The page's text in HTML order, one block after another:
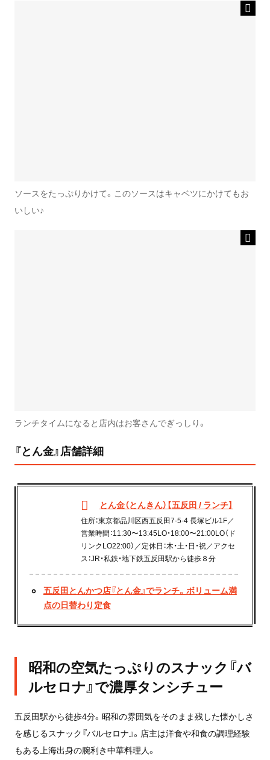
ソースをたっぷりかけて。このソースはキャベツにかけてもお
いしい♪
ランチタイムになると店内はお客さんでぎっしり。
『とん金』店舗詳細
とん金（とんきん）【五反田 / ランチ】
住所：東京都品川区西五反田7-5-4 長塚ビル1F／
営業時間：11:30〜13:45LO・18:00〜21:00LO（ド
リンクLO22:00）／定休日：木・土・日・祝／アクセ
ス：JR・私鉄・地下鉄五反田駅から徒歩８分
五反田とんかつ店『とん金』でランチ。ボリューム満
点の日替わり定食
昭和の空気たっぷりのスナック『バ
ルセロナ』で濃厚タンシチュー
五反田駅から徒歩4分。昭和の雰囲気をそのまま残した懐かしさ
を感じるスナック『バルセロナ』。店主は洋食や和食の調理経験
もある上海出身の腕利き中華料理人。